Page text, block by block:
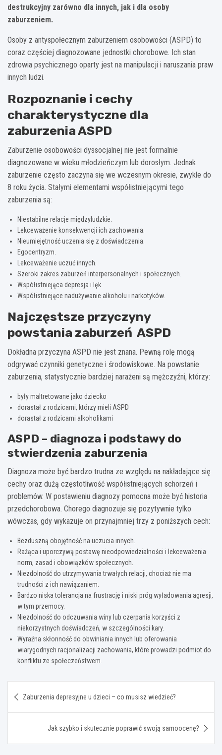
destrukcyjny zarówno dla innych, jak i dla osoby
zaburzeniem.
Osoby z antyspołecznym zaburzeniem osobowości (ASPD) to
coraz częściej diagnozowane jednostki chorobowe. Ich stan
zdrowia psychicznego oparty jest na manipulacji i naruszania praw
innych ludzi.
Rozpoznanie i cechy
charakterystyczne dla
zaburzenia ASPD
Zaburzenie osobowości dyssocjalnej nie jest formalnie
diagnozowane w wieku młodzieńczym lub dorosłym. Jednak
zaburzenie często zaczyna się we wczesnym okresie, zwykle do
8 roku życia. Stałymi elementami współistniejącymi tego
zaburzenia są:
Niestabilne relacje międzyludzkie.
Lekceważenie konsekwencji ich zachowania.
Nieumiejętność uczenia się z doświadczenia.
Egocentryzm.
Lekceważenie uczuć innych.
Szeroki zakres zaburzeń interpersonalnych i społecznych.
Współistniejąca depresja i lęk.
Współistniejące nadużywanie alkoholu i narkotyków.
Najczęstsze przyczyny
powstania zaburzeń ASPD
Dokładna przyczyna ASPD nie jest znana. Pewną rolę mogą
odgrywać czynniki genetyczne i środowiskowe. Na powstanie
zaburzenia, statystycznie bardziej narażeni są mężczyźni, którzy:
były maltretowane jako dziecko
dorastał z rodzicami, którzy mieli ASPD
dorastał z rodzicami alkoholikami
ASPD – diagnoza i podstawy do
stwierdzenia zaburzenia
Diagnoza może być bardzo trudna ze względu na nakładające się
cechy oraz dużą częstotliwość współistniejących schorzeń i
problemów. W postawieniu diagnozy pomocna może być historia
przedchorobowa. Chorego diagnozuje się pozytywnie tylko
wówczas, gdy wykazuje on przynajmniej trzy z poniższych cech:
Bezduszną obojętność na uczucia innych.
Rażąca i uporczywą postawę nieodpowiedzialności i lekceważenia
norm, zasad i obowiązków społecznych.
Niezdolność do utrzymywania trwałych relacji, chociaż nie ma
trudności z ich nawiązaniem.
Bardzo niska tolerancja na frustrację i niski próg wyładowania agresji,
w tym przemocy.
Niezdolność do odczuwania winy lub czerpania korzyści z
niekorzystnych doświadczeń, w szczególności kary.
Wyraźna skłonność do obwiniania innych lub oferowania
wiarygodnych racjonalizacji zachowania, które prowadzi podmiot do
konfliktu ze społeczeństwem.
wpisu
Zaburzenia depresyjne u dzieci – co musisz wiedzieć?
Jak szybko i skutecznie poprawić swoją samoocenę?